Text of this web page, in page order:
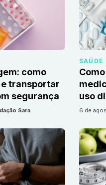
como
transportar
segurança
Sara
SAÚDE
uso
6 de